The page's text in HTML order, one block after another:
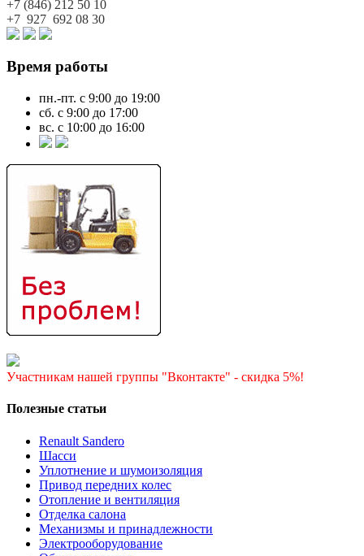
+7 (846) 212 50 10
+7 927 692 08 30
Время работы
пн.-пт. с 9:00 до 19:00
сб. с 9:00 до 17:00
вс. с 10:00 до 16:00
Участникам нашей группы "Вконтакте" - скидка 5%!
Полезные статьи
Renault Sandero
Шасси
Уплотнение и шумоизоляция
Привод передних колес
Отопление и вентиляция
Отделка салона
Механизмы и принадлежности
Электрооборудование